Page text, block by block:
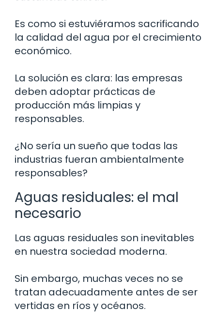
Es como si estuviéramos sacrificando
la calidad del agua por el crecimiento
económico.
La solución es clara: las empresas
deben adoptar prácticas de
producción más limpias y
responsables.
¿No sería un sueño que todas las
industrias fueran ambientalmente
responsables?
Aguas residuales: el mal
necesario
Las aguas residuales son inevitables
en nuestra sociedad moderna.
Sin embargo, muchas veces no se
tratan adecuadamente antes de ser
vertidas en ríos y océanos.